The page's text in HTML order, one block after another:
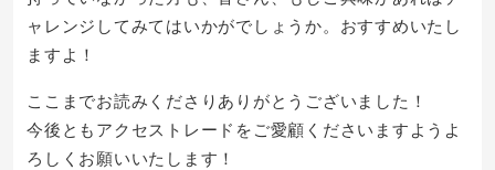
ャレンジしてみてはいかがでしょうか。おすすめいたし
ますよ！
ここまでお読みくださりありがとうございました！
今後ともアクセストレードをご愛顧くださいますようよ
ろしくお願いいたします！